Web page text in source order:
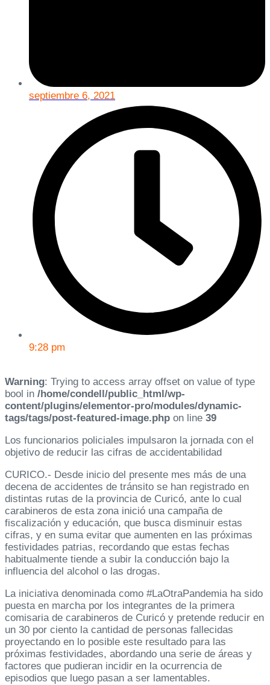
septiembre 6, 2021
9:28 pm
Warning: Trying to access array offset on value of type
bool in /home/condell/public_html/wp-
content/plugins/elementor-pro/modules/dynamic-
tags/tags/post-featured-image.php on line 39
Los funcionarios policiales impulsaron la jornada con el
objetivo de reducir las cifras de accidentabilidad
CURICO.- Desde inicio del presente mes más de una
decena de accidentes de tránsito se han registrado en
distintas rutas de la provincia de Curicó, ante lo cual
carabineros de esta zona inició una campaña de
fiscalización y educación, que busca disminuir estas
cifras, y en suma evitar que aumenten en las próximas
festividades patrias, recordando que estas fechas
habitualmente tiende a subir la conducción bajo la
influencia del alcohol o las drogas.
La iniciativa denominada como #LaOtraPandemia ha sido
puesta en marcha por los integrantes de la primera
comisaria de carabineros de Curicó y pretende reducir en
un 30 por ciento la cantidad de personas fallecidas
proyectando en lo posible este resultado para las
próximas festividades, abordando una serie de áreas y
factores que pudieran incidir en la ocurrencia de
episodios que luego pasan a ser lamentables.